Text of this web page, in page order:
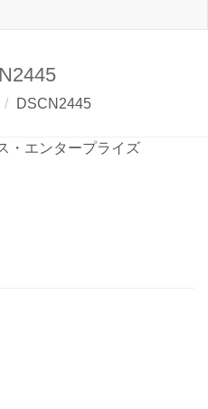
DSCN2445
・エンタープライズ